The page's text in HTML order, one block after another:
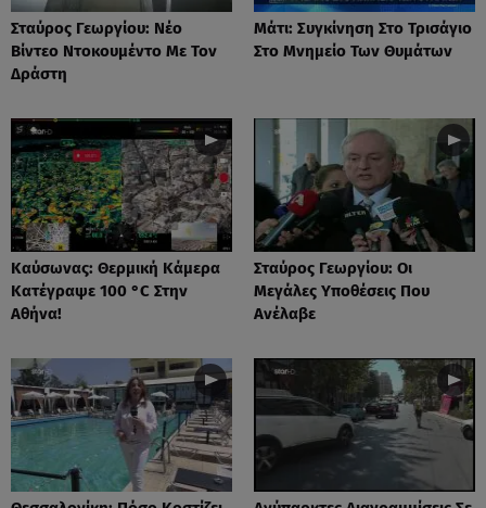
Σταύρος Γεωργίου: Νέο
Βίντεο Ντοκουμέντο Με Τον
Δράστη
Μάτι: Συγκίνηση Στο Τρισάγιο
Στο Μνημείο Των Θυμάτων
Καύσωνας: Θερμική Κάμερα
Κατέγραψε 100 °C Στην
Αθήνα!
Σταύρος Γεωργίου: Οι
Μεγάλες Υποθέσεις Που
Ανέλαβε